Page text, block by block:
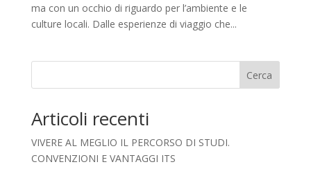
ma con un occhio di riguardo per l’ambiente e le
culture locali. Dalle esperienze di viaggio che...
Cerca
Articoli recenti
VIVERE AL MEGLIO IL PERCORSO DI STUDI.
CONVENZIONI E VANTAGGI ITS